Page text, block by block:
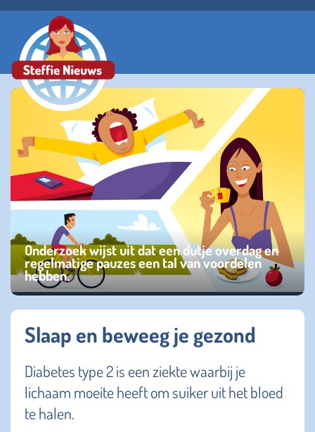
Onderzoek wijst uit dat een dutje overdag en
regelmatige pauzes een tal van voordelen
hebben.
Slaap en beweeg je gezond
Diabetes type 2 is een ziekte waarbij je
lichaam moeite heeft om suiker uit het bloed
te halen.